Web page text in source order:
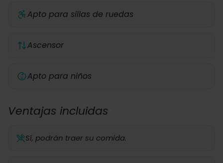
Apto para sillas de ruedas
Ascensor
Apto para niños
Ventajas incluidas
Sí, podrán traer su comida.